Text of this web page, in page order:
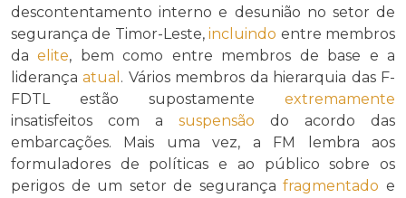
descontentamento interno e desunião no setor de
segurança de Timor-Leste,incluindo entre membros
daelite, bem como entre membros de base e a
liderançaatual . Vários membros da hierarquia das F-
FDTL estão supostamente extremamente
insatisfeitos com a suspensão do acordo das
embarcações. Mais uma vez, a FM lembra aos
formuladores de políticas e ao público sobre os
perigos de um setor de segurançafragmentado e